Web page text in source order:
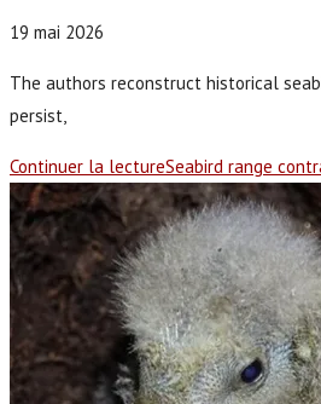
19 mai 2026
The authors reconstruct historical
persist,
Continuer la lectureSeabird range